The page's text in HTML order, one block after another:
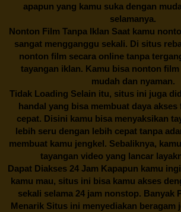
apapun yang kamu suka dengan
selamanya.
Nonton Film Tanpa Iklan Saat kamu
sangat mengganggu sekali. Di situs
nonton film secara online tanpa
tayangan iklan. Kamu bisa nonton film
mudah dan nyaman.
Tidak Loading Selain itu, situs ini juga
handal yang bisa membuat daya
cepat. Disini kamu bisa menyaksikan
lebih seru dengan lebih cepat tanpa
membuat kamu jengkel. Sebaliknya,
tayangan video yang lancar
Dapat Diakses 24 Jam Kapapun kamu
kamu mau, situs ini bisa kamu akses
sekali selama 24 jam nonstop. Banyak
Menarik Situs ini menyediakan beragam